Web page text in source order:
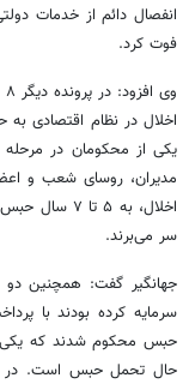
انفصال دائم از خدمات
فوت کرد.
مدیران، روسای شعب و
اخلال، به
سر می‌برند.
جهانگیر گفت: همچنین دو
حبس محکوم شدند که یکی
حال تحمل حبس است. در